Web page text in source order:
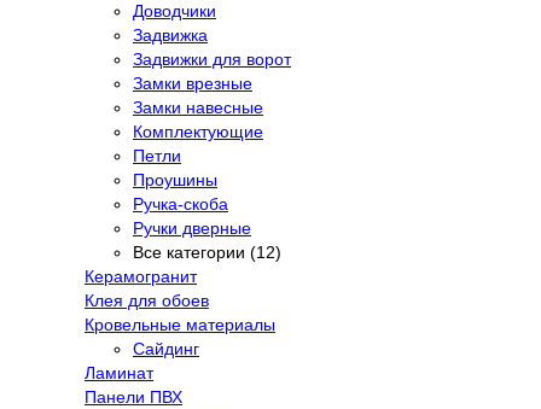
Доводчики
Задвижка
Задвижки для ворот
Замки врезные
Замки навесные
Комплектующие
Петли
Проушины
Ручка-скоба
Ручки дверные
Все категории (12)
Керамогранит
Клея для обоев
Кровельные материалы
Сайдинг
Ламинат
Панели ПВХ